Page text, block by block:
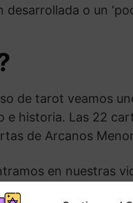
o un
de tarot veamos
e historia. Las 22
de Arcanos
en nuestras
mostrarán las